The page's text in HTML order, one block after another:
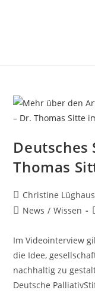
Deutsches
Thomas
Christine
News / Wissen
Im Videointerview
die Idee,
nachhaltig zu
Deutsche